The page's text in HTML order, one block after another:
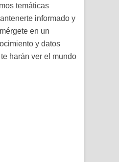
temáticas
informado y
en un
y datos
harán ver el mundo